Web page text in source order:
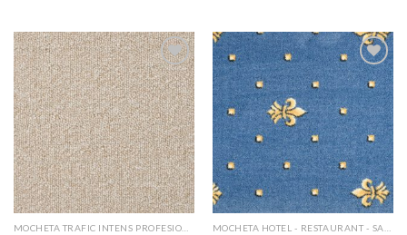
Adaugă
în
Wishlist
Adaugă
în
Wishlist